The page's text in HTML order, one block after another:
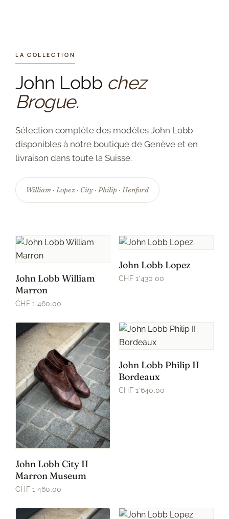
LA COLLECTION
John Lobb chez
Brogue.
Sélection complète des modèles John Lobb
disponibles à notre boutique de Genève et en
livraison dans toute la Suisse.
William · Lopez · City · Philip · Henford
John Lobb William
Marron
CHF 1’460.00
John Lobb Lopez
CHF 1’430.00
John Lobb City II
Marron Museum
CHF 1’460.00
John Lobb Philip II
Bordeaux
CHF 1’640.00